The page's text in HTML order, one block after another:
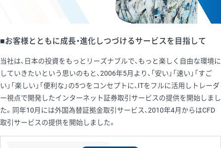
■お客様とともに成長・進化しつづけるサービスを目指して
当社は、日本の投資をもっとリーズナブルで、もっと楽しく自由な環境に
していきたいという思いのもと、2006年5月より、「安い」「速い」「すご
い」「楽しい」「便利な」の5つをコンセプトに、ITをフルに活用しトレーダ
ー視点で開発したインターネット証券取引サービスの提供を開始しまし
た。同年10月には外国為替証拠金取引サービス、2010年4月からはCFD
取引サービスの提供を開始しました。